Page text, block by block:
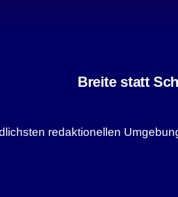
Breite statt
redaktionellen